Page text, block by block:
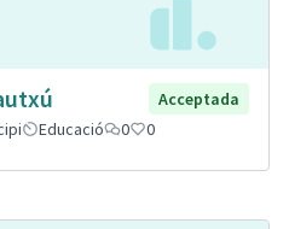
Acceptada
Educació 0 0